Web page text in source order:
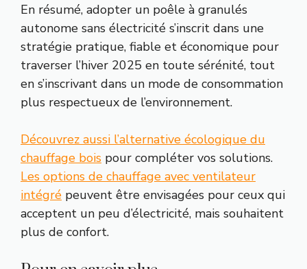
En résumé, adopter un poêle à granulés
autonome sans électricité s’inscrit dans une
stratégie pratique, fiable et économique pour
traverser l’hiver 2025 en toute sérénité, tout
en s’inscrivant dans un mode de consommation
plus respectueux de l’environnement.
Découvrez aussi l’alternative écologique du
chauffage bois pour compléter vos solutions.
Les options de chauffage avec ventilateur
intégré peuvent être envisagées pour ceux qui
acceptent un peu d’électricité, mais souhaitent
plus de confort.